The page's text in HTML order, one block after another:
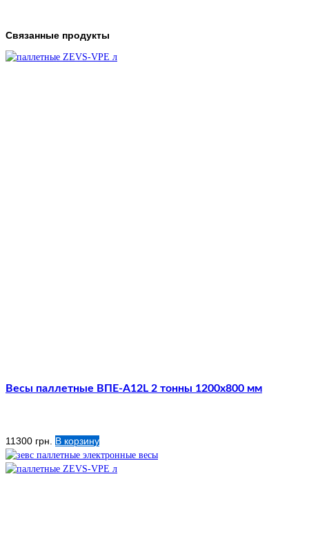
Связанные продукты
Весы паллетные ВПЕ-А12L 2 тонны 1200х800 мм
11300 грн. В корзину